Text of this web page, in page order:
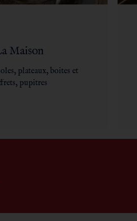
Maison
plateaux, boites et
pupitres